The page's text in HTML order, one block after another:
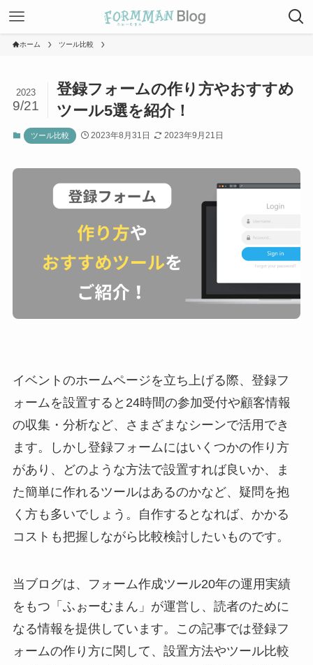
ホーム ツール比較
登録フォームの作り方やおすすめ
ツール5選を紹介！
2023
9/21
ツール比較 2023年8月31日 2023年9月21日
イベントのホームページを立ち上げる際、登録フ
ォームを設置すると24時間の参加受付や顧客情報
の収集・分析など、さまざまなシーンで活用でき
ます。しかし登録フォームにはいくつかの作り方
があり、どのような方法で設置すれば良いか、ま
た簡単に作れるツールはあるのかなど、疑問を抱
く方も多いでしょう。自作するとなれば、かかる
コストも把握しながら比較検討したいものです。
当ブログは、フォーム作成ツール20年の運用実績
をもつ「ふぉーむまん」が運営し、読者のために
なる情報を提供しています。この記事では登録フ
ォームの作り方に関して、設置方法やツール比較